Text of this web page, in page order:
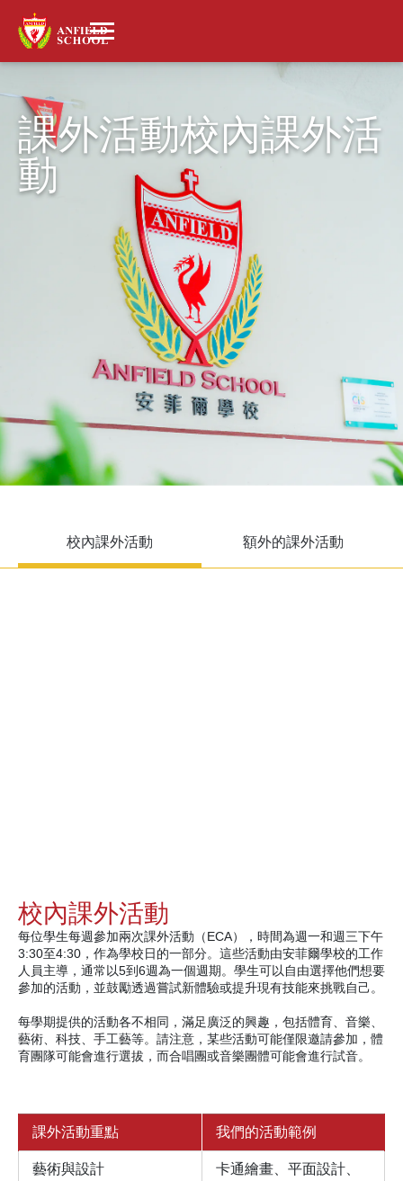
課外活動校內課外活
動
校內課外活動 額外的課外活動
校內課外活動
每位學生每週參加兩次課外活動（ECA），時間為週一和週三下午
3:30至4:30，作為學校日的一部分。這些活動由安菲爾學校的工作
人員主導，通常以5到6週為一個週期。學生可以自由選擇他們想要
參加的活動，並鼓勵透過嘗試新體驗或提升現有技能來挑戰自己。
每學期提供的活動各不相同，滿足廣泛的興趣，包括體育、音樂、
藝術、科技、手工藝等。請注意，某些活動可能僅限邀請參加，體
育團隊可能會進行選拔，而合唱團或音樂團體可能會進行試音。
課外活動重點 我們的活動範例
藝術與設計
卡通繪畫、平面設計、